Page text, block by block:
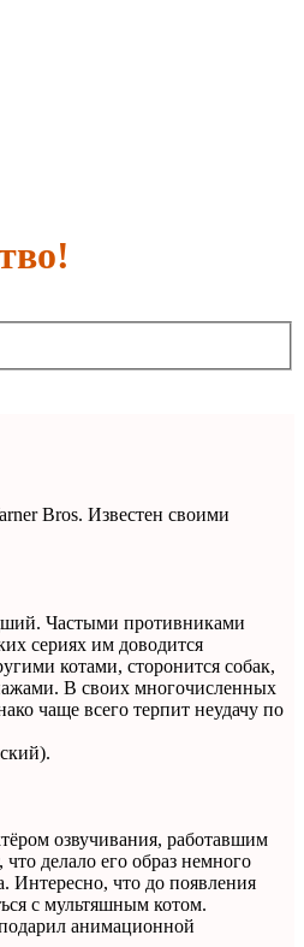
Bros. Известен своими
Частыми противниками
сериях им доводится
котами, сторонится собак,
В своих многочисленных
чаще всего терпит неудачу по
озвучивания, работавшим
делало его образ немного
Интересно, что до появления
с мультяшным котом.
анимационной